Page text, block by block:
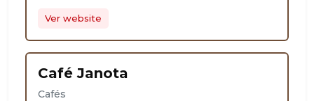
Ver website
Café Janota
Cafés